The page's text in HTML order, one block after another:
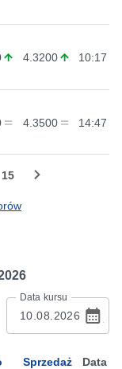
4.3200 10:17
4.3500 14:47
15
Data kursu
Sprzedaż Data